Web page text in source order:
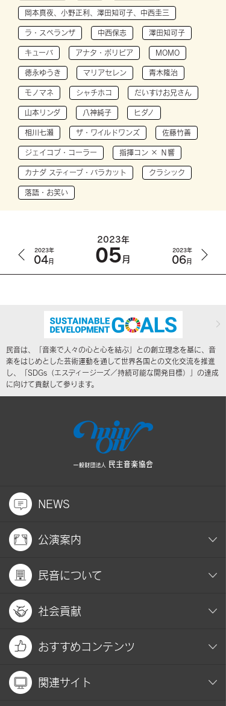
岡本真夜、小野正利、澤田知可子、中西圭三
ラ・スペランザ 中西保志 澤田知可子
キューバ アナタ・ボリビア MOMO
徳永ゆうき マリアセレン 青木隆治
モノマネ シャチホコ だいすけお兄さん
山本リンダ 八神純子 ヒダノ
相川七瀬 ザ・ワイルドワンズ 佐藤竹善
ジェイコブ・コーラー 指揮コン × Ｎ響
カナダ スティーブ・バラカット クラシック
落語・お笑い
2023年
04月
2023年
05月
2023年
06月
民音は、「音楽で人々の心と心を結ぶ」との創立理念を基に、音
楽をはじめとした芸術運動を通して世界各国との文化交流を推進
し、「SDGs（エスディージーズ／持続可能な開発目標）」の達成
に向けて貢献して参ります。
NEWS
公演案内
民音について
社会貢献
おすすめコンテンツ
関連サイト